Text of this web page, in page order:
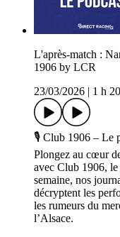
L'après-match :
1906 by LCR
23/03/2026
1 h
🎙️ Club 1906 – Le
Plongez au cœur
avec Club 1906,
semaine, nos
décryptent les
les rumeurs du
l’Alsace.